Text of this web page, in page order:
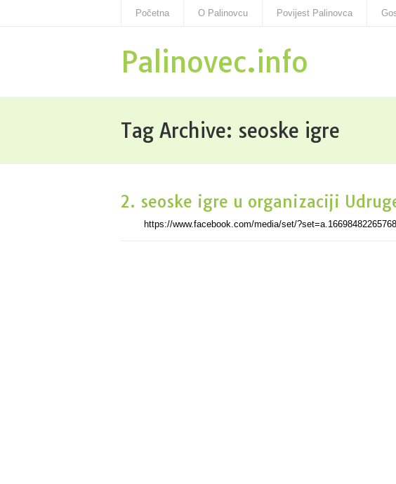
Početna O Palinovcu Povijest Palinovca
Palinovec.info
Tag Archive: seoske igre
2. seoske igre u organizaciji
https://www.facebook.com/media/set/